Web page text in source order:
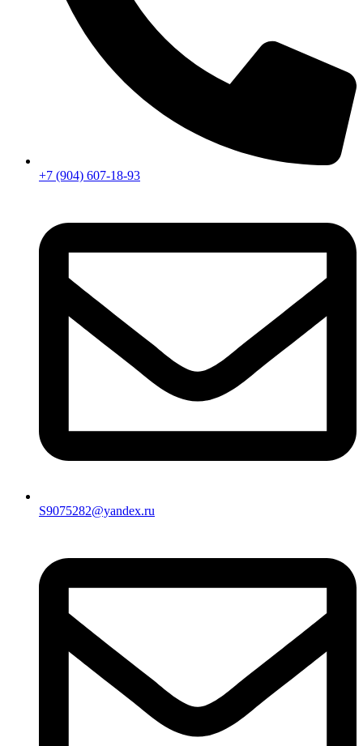
+7 (904) 607-18-93
S9075282@yandex.ru